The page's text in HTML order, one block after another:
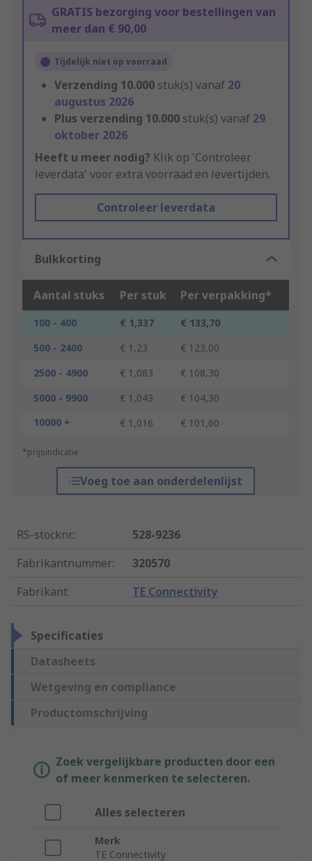
GRATIS bezorging voor bestellingen van
meer dan € 90,00
Tijdelijk niet op voorraad
Verzending 10.000 stuk(s) vanaf 20
augustus 2026
Plus verzending 10.000 stuk(s) vanaf 29
oktober 2026
Heeft u meer nodig? Klik op 'Controleer
leverdata' voor extra voorraad en levertijden.
Controleer leverdata
Bulkkorting
Aantal stuks Per stuk Per verpakking*
100 - 400 € 1,337
€ 133,70
500 - 2400
€ 1,23
€ 123,00
2500 - 4900
€ 1,083
€ 108,30
5000 - 9900
€ 1,043
€ 104,30
10000 +
€ 1,016 € 101,60
*prijsindicatie
Voeg toe aan onderdelenlijst
RS-stocknr.:
528-9236
Fabrikantnummer:
320570
Fabrikant: TE Connectivity
Specificaties
Datasheets
Wetgeving en compliance
Productomschrijving
Zoek vergelijkbare producten door een
of meer kenmerken te selecteren.
Alles selecteren
Merk
TE Connectivity